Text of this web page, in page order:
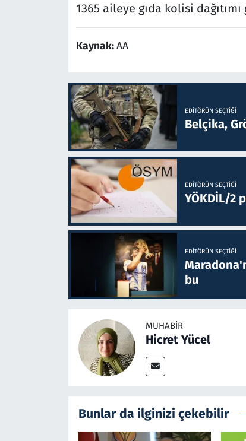
1365 aileye gıda kolisi
Kaynak:AA
EDITÖRÜN SEÇTIĞI
Belçika,
EDITÖRÜN SEÇTIĞI
YÖKDİL/2
EDITÖRÜN SEÇTIĞI
bu
MUHABIR
Hicret Yücel
Bunlar da ilginizi çekebilir